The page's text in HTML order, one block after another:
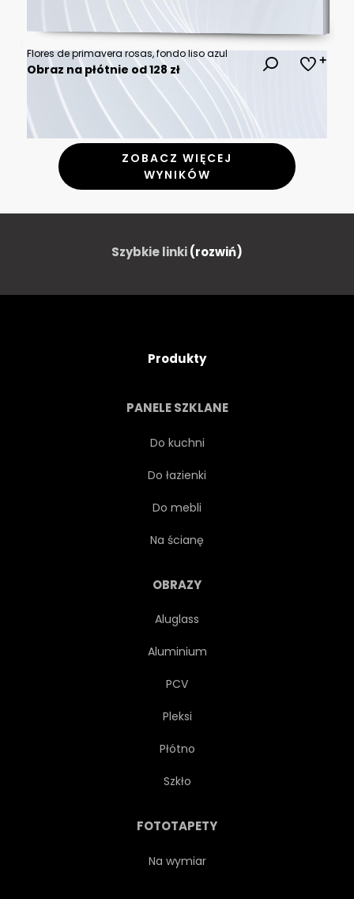
Flores de primavera rosas, fondo liso azul
Obraz na płótnie od 128 zł
ZOBACZ WIĘCEJ
WYNIKÓW
Szybkie linki(rozwiń)
Produkty
PANELE SZKLANE
Do kuchni
Do łazienki
Do mebli
Na ścianę
OBRAZY
Aluglass
Aluminium
PCV
Pleksi
Płótno
Szkło
FOTOTAPETY
Na wymiar